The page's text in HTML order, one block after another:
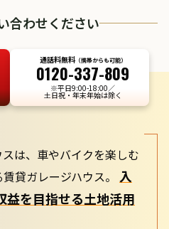
合わせください
通話料無料（携帯からも可能）
0120-337-809
※平日9:00-18:00／
土日祝・年末年始は除く
は、車やバイクを楽しむ
貸ガレージハウス。
入
益を目指せる土地活用